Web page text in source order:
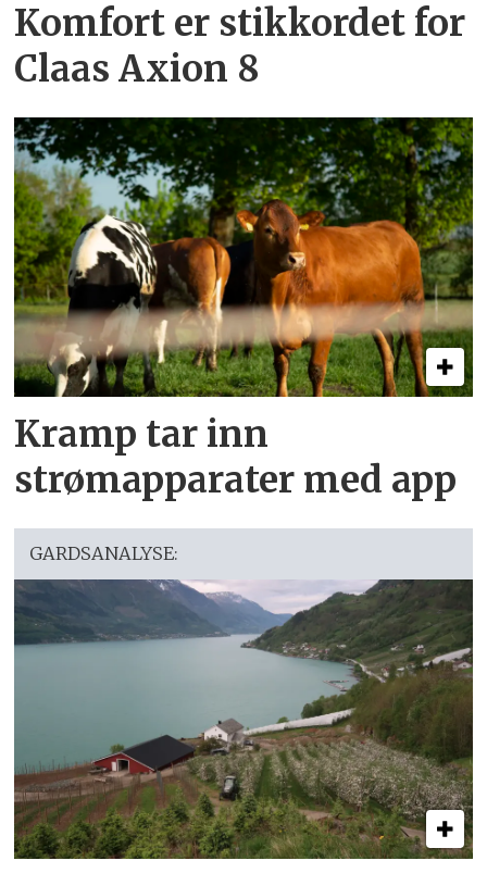
Komfort er stikkordet for
Claas Axion 8
Kramp tar inn
strømapparater med app
GARDSANALYSE: